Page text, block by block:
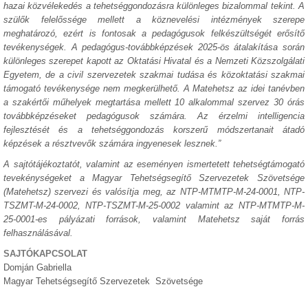
hazai közvélekedés a tehetséggondozásra különleges bizalommal tekint. A
szülők felelőssége mellett a köznevelési intézmények szerepe
meghatározó, ezért is fontosak a pedagógusok felkészültségét erősítő
tevékenységek. A pedagógus-továbbképzések 2025-ös átalakítása során
különleges szerepet kapott az Oktatási Hivatal és a Nemzeti Közszolgálati
Egyetem, de a civil szervezetek szakmai tudása és közoktatási szakmai
támogató tevékenysége nem megkerülhető. A Matehetsz az idei tanévben
a szakértői műhelyek megtartása mellett 10 alkalommal szervez 30 órás
továbbképzéseket pedagógusok számára. Az érzelmi intelligencia
fejlesztését és a tehetséggondozás korszerű módszertanait átadó
képzések a résztvevők számára ingyenesek lesznek.”
A sajtótájékoztatót, valamint az eseményen ismertetett tehetségtámogató
tevekénységeket a Magyar Tehetségsegítő Szervezetek Szövetsége
(Matehetsz) szervezi és valósítja meg, az NTP-MTMTP-M-24-0001, NTP-
TSZMT-M-24-0002, NTP-TSZMT-M-25-0002 valamint az NTP-MTMTP-M-
25-0001-es pályázati források, valamint Matehetsz saját forrás
felhasználásával.
SAJTÓKAPCSOLAT
Domján Gabriella
Magyar Tehetségsegítő Szervezetek Szövetsége